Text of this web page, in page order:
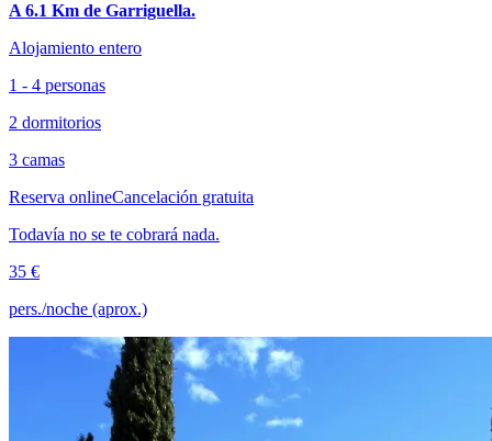
A 6.1 Km de Garriguella.
Alojamiento entero
1 - 4 personas
2 dormitorios
3 camas
Reserva onlineCancelación gratuita
Todavía no se te cobrará nada.
35 €
pers./noche (aprox.)